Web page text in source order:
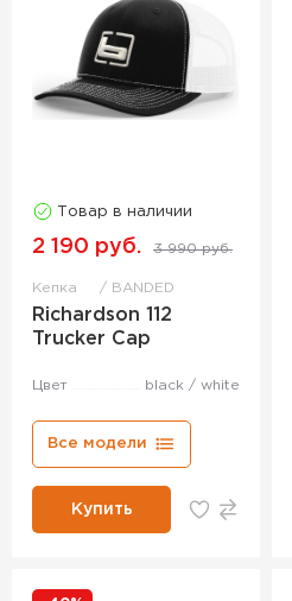
Товар в наличии
2 190 руб. 3 990 руб.
Кепка BANDED
Richardson 112
Trucker Cap
Цвет black / white
Все модели
Купить